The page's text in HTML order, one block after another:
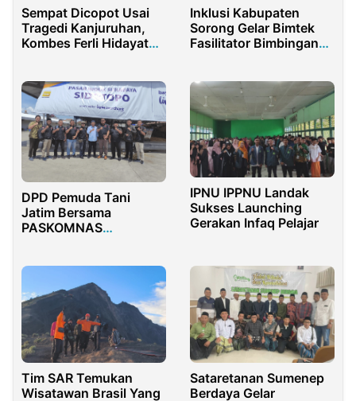
Sempat Dicopot Usai
Tragedi Kanjuruhan,
Kombes Ferli Hidayat
Inklusi Kabupaten
Sorong Gelar Bimtek
Fasilitator Bimbingan
Pernikahan Sehat dan
Inklusif
DPD Pemuda Tani
Jatim Bersama
PASKOMNAS
Pertanian
IPNU IPPNU Landak
Sukses Launching
Gerakan Infaq Pelajar
Tim SAR Temukan
Wisatawan Brasil Yang
Sataretanan Sumenep
Berdaya Gelar